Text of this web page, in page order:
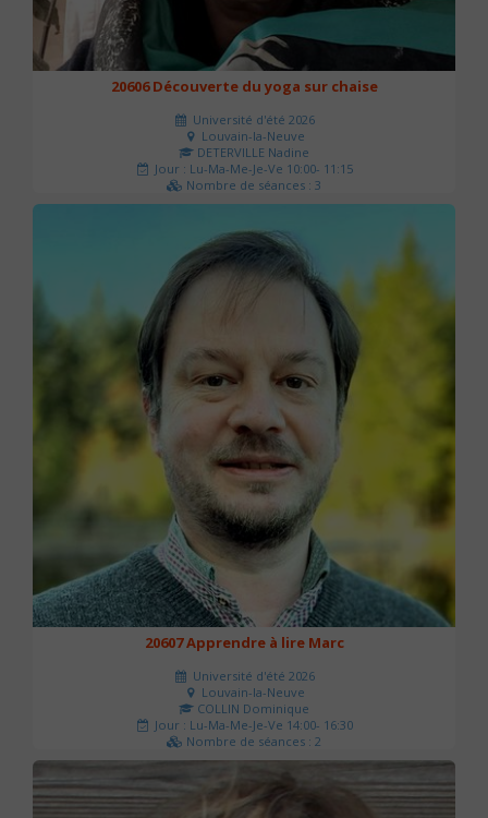
20606 Découverte du yoga sur chaise
Université d'été 2026
Louvain-la-Neuve
DETERVILLE Nadine
Jour : Lu-Ma-Me-Je-Ve 10:00- 11:15
Nombre de séances : 3
30 €
20607 Apprendre à lire Marc
Université d'été 2026
Louvain-la-Neuve
COLLIN Dominique
Jour : Lu-Ma-Me-Je-Ve 14:00- 16:30
Nombre de séances : 2
51 €